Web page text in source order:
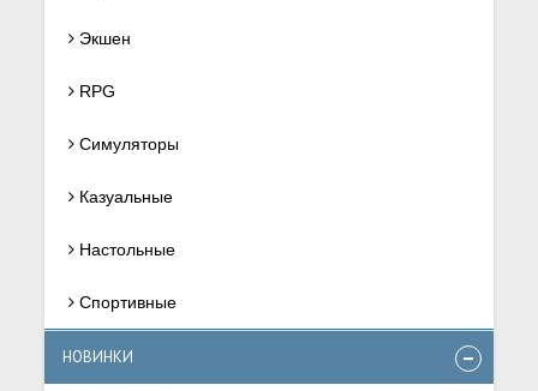
Экшен
RPG
Симуляторы
Казуальные
Настольные
Спортивные
НОВИНКИ